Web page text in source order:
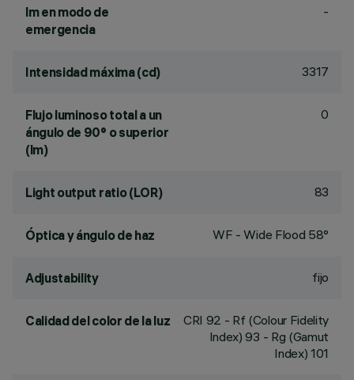
lm en modo de
emergencia
-
Intensidad máxima (cd) 3317
Flujo luminoso total a un
ángulo de 90° o superior
(lm)
0
Light output ratio (LOR) 83
Óptica y ángulo de haz WF - Wide Flood 58°
Adjustability fijo
Calidad del color de la luz CRI 92 - Rf (Colour Fidelity
Index) 93 - Rg (Gamut
Index) 101